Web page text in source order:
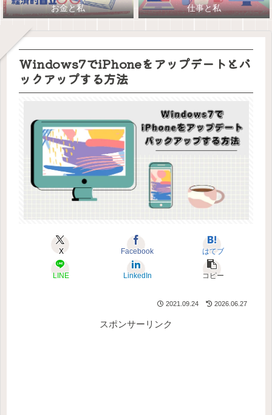
お金と私 仕事と私
Windows7でiPhoneをアップデートとバ
ックアップする方法
X Facebook はてブ
LINE LinkedIn コピー
2021.09.24 2026.06.27
スポンサーリンク